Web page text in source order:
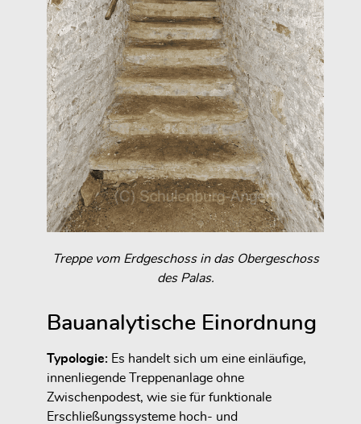
Treppe vom Erdgeschoss in das Obergeschoss
des Palas.
Bauanalytische Einordnung
Typologie: Es handelt sich um eine einläufige,
innenliegende Treppenanlage ohne
Zwischenpodest, wie sie für funktionale
Erschließungssysteme hoch- und